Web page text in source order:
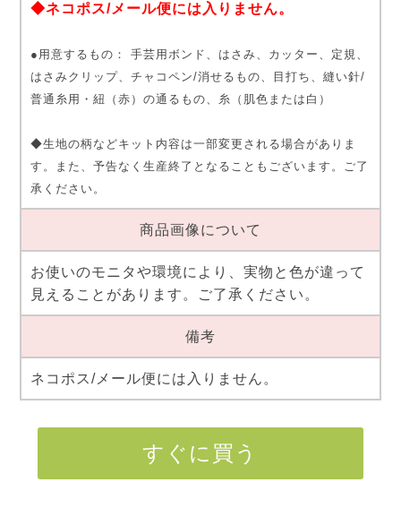
◆ネコポス/メール便には入りません。
●用意するもの： 手芸用ボンド、はさみ、カッター、定規、
はさみクリップ、チャコペン/消せるもの、目打ち、縫い針/
普通糸用・紐（赤）の通るもの、糸（肌色または白）
◆生地の柄などキット内容は一部変更される場合がありま
す。また、予告なく生産終了となることもございます。ご了
承ください。
商品画像について
お使いのモニタや環境により、実物と色が違って
見えることがあります。ご了承ください。
備考
ネコポス/メール便には入りません。
すぐに買う